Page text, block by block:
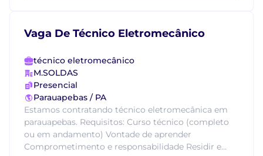
Vaga De Técnico Eletromecânico
técnico eletromecânico
M.SOLDAS
Presencial
Parauapebas / PA
Estamos contratando técnico eletromecânica em
parauapebas. Requisitos: Curso técnico (completo
ou em andamento) Vontade de aprender
Comprometimento e responsabilidade Residir e...